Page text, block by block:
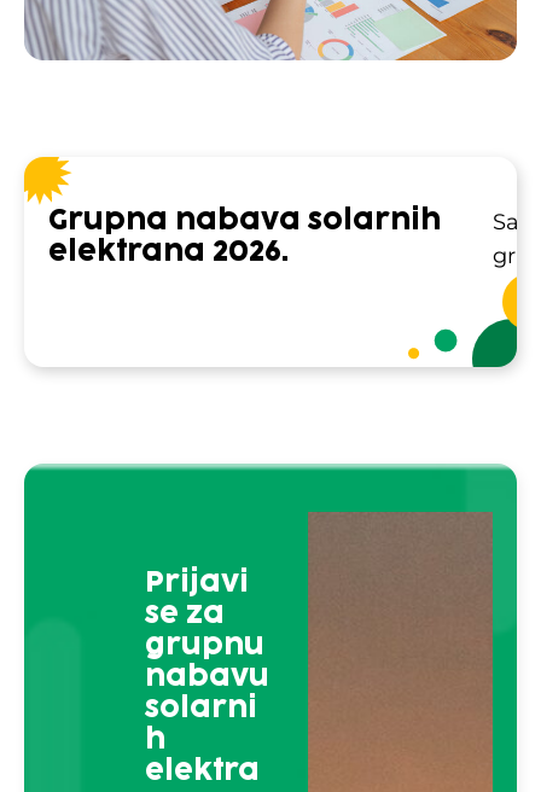
Grupna nabava solarnih
elektrana 2026.
Prijavi
se za
grupnu
nabavu
solarni
h
elektra